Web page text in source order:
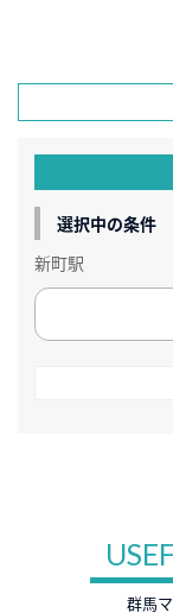
選択中の条件
新町駅
群馬